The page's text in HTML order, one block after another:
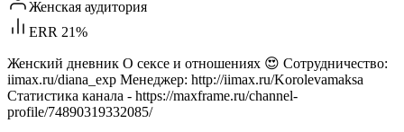
Женская аудитория
ERR 21%
Женский дневник О сексе и отношениях 😍 Сотрудничество:
iimax.ru/diana_exp Менеджер: http://iimax.ru/Korolevamaksa
Статистика канала - https://maxframe.ru/channel-
profile/74890319332085/